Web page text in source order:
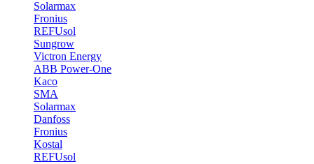
Solarmax
Fronius
REFUsol
Sungrow
Victron Energy
ABB Power-One
Kaco
SMA
Solarmax
Danfoss
Fronius
Kostal
REFUsol